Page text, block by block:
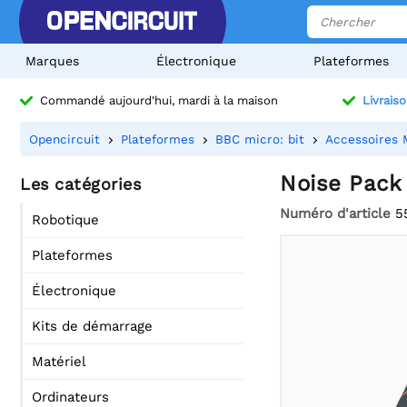
Marques Électronique Plateformes
Commandé aujourd'hui, mardi à la maison
Opencircuit Plateformes BBC micro: bit Accessoires
Les catégories
Robotique
Plateformes
Électronique
Kits de démarrage
Matériel
Ordinateurs
Noise
Numéro d'article